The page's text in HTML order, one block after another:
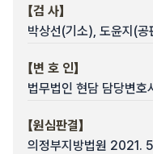
【검 사】
박상선(기소), 도윤지(공
【변 호 인】
법무법인 현담 담당변호
【원심판결】
의정부지방법원 2021.